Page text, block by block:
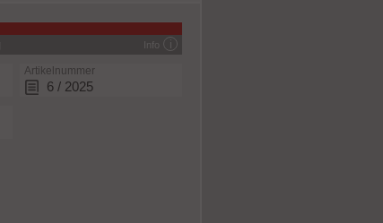
Info
Artikelnummer
6 / 2025